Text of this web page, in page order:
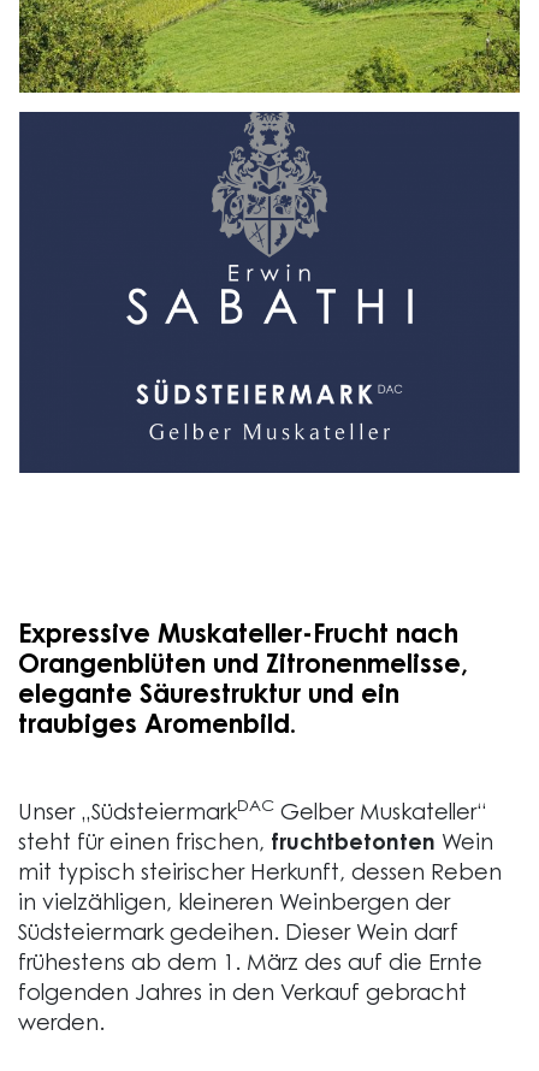
Expressive Muskateller-Frucht nach
Orangenblüten und Zitronenmelisse,
elegante Säurestruktur und ein
traubiges Aromenbild.
Unser „SüdsteiermarkDAC Gelber Muskateller“
steht für einen frischen, fruchtbetonten Wein
mit typisch steirischer Herkunft, dessen Reben
in vielzähligen, kleineren Weinbergen der
Südsteiermark gedeihen. Dieser Wein darf
frühestens ab dem 1. März des auf die Ernte
folgenden Jahres in den Verkauf gebracht
werden.